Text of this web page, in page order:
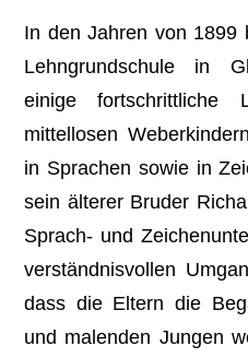
In den Jahren von 1899
Lehngrundschule in
einige fortschrittliche
mittellosen
in Sprachen sowie in
sein älterer Bruder
Sprach- und
verständnisvollen
dass die Eltern die
und malenden Jungen